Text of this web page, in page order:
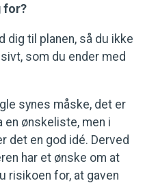
for?
dig til planen, så du ikke
som du ender med
synes måske, det er
en ønskeliste, men i
det en god idé. Derved
har et ønske om at
risikoen for, at gaven